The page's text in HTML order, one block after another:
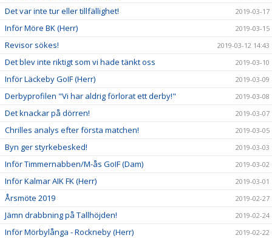
Det var inte tur eller tillfällighet! 2019-03-17
Inför Möre BK (Herr) 2019-03-15
Revisor sökes! 2019-03-12 14:43
Det blev inte riktigt som vi hade tänkt oss 2019-03-10
Inför Läckeby GoIF (Herr) 2019-03-09
Derbyprofilen "Vi har aldrig förlorat ett derby!" 2019-03-08
Det knackar på dörren! 2019-03-07
Chrilles analys efter första matchen! 2019-03-05
Byn ger styrkebesked! 2019-03-03
Inför Timmernabben/M-ås GoIF (Dam) 2019-03-02
Inför Kalmar AIK FK (Herr) 2019-03-01
Årsmöte 2019 2019-02-27
Jämn drabbning på Tallhöjden! 2019-02-24
Inför Mörbylånga - Rockneby (Herr) 2019-02-22